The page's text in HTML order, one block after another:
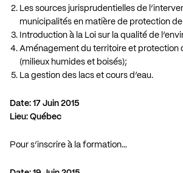
Les sources jurisprudentielles de
municipalités en matière de protection de
Introduction à la Loi sur la qualité de
Aménagement du territoire et protection
(milieux humides et boisés);
La gestion des lacs et cours d’eau.
Date: 17 Juin 2015
Lieu: Québec
Pour s’inscrire à la formation…